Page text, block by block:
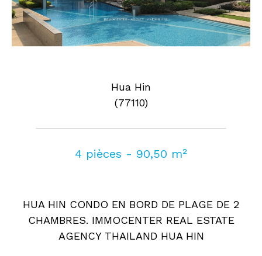
Hua Hin
(77110)
4 pièces - 90,50 m²
HUA HIN CONDO EN BORD DE PLAGE DE 2
CHAMBRES. IMMOCENTER REAL ESTATE
AGENCY THAILAND HUA HIN